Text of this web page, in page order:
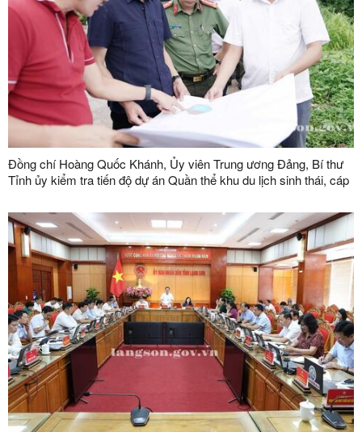
Đồng chí Hoàng Quốc Khánh, Ủy viên Trung ương Đảng, Bí thư
Tỉnh ủy kiểm tra tiến độ dự án Quần thể khu du lịch sinh thái, cáp